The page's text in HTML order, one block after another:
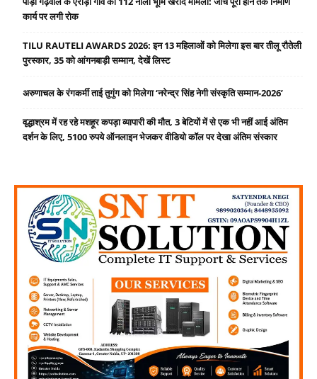
कार्य पर लगी रोक
TILU RAUTELI AWARDS 2026: इन 13 महिलाओं को मिलेगा इस बार तीलू रौतेली
पुरस्कार, 35 को आंगनबाड़ी सम्मान, देखें लिस्ट
अरुणाचल के रंगकर्मी ताई तुगुंग को मिलेगा ‘नरेन्द्र सिंह नेगी संस्कृति सम्मान-2026’
वृद्धाश्रम में रह रहे मशहूर कपड़ा व्यापारी की मौत, 3 बेटियों में से एक भी नहीं आई अंतिम
दर्शन के लिए, 5100 रुपये ऑनलाइन भेजकर वीडियो कॉल पर देखा अंतिम संस्कार